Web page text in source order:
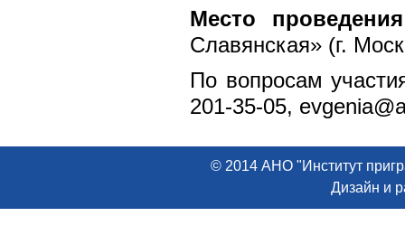
Место
Славянская» (г.
По вопросам
201-35-05,
© 2014 АНО "Институт
Дизайн и